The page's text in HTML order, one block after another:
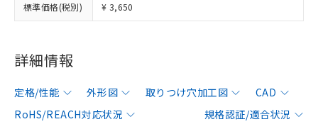
標準価格(税別) ¥ 3,650
詳細情報
定格/性能 外形図 取りつけ穴加工図
CAD
RoHS/REACH対応状況
規格認証/適合状況